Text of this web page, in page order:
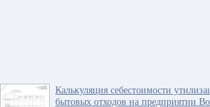
Калькуляция себестоимости
бытовых отходов на предприятии